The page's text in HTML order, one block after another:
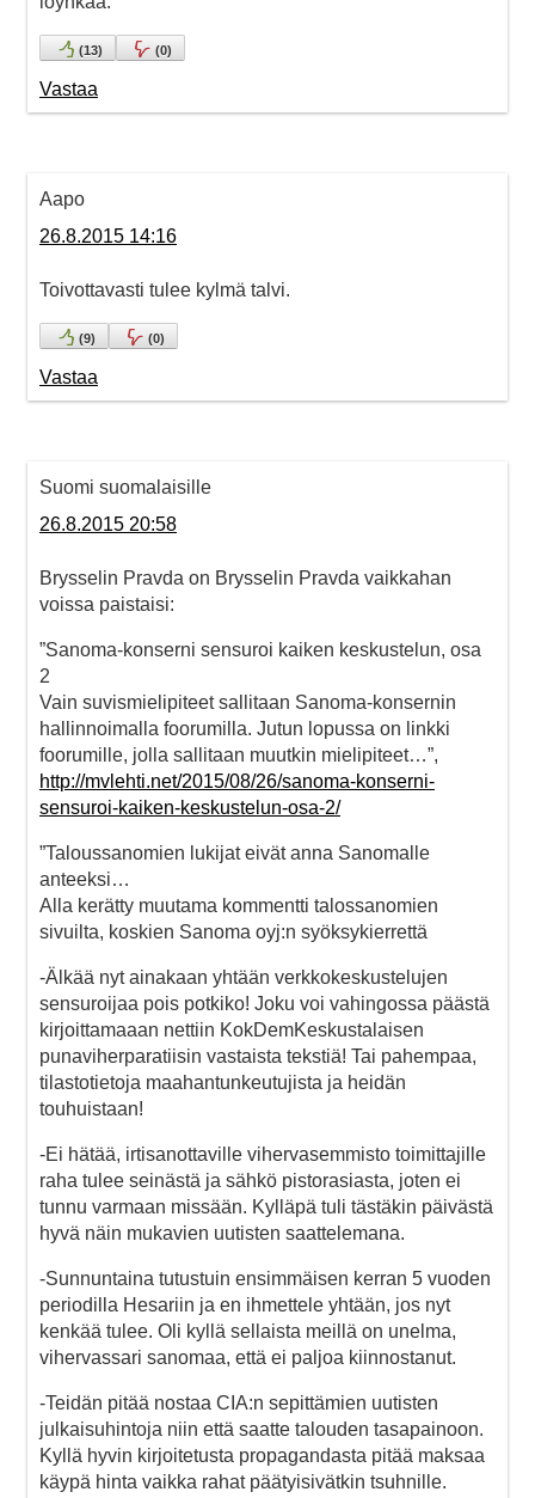
(13) (0)
Vastaa
Aapo
26.8.2015 14:16
Toivottavasti tulee kylmä talvi.
(9) (0)
Vastaa
Suomi suomalaisille
26.8.2015 20:58
Brysselin Pravda on Brysselin Pravda vaikkahan
voissa paistaisi:
”Sanoma-konserni sensuroi kaiken keskustelun, osa
2
Vain suvismielipiteet sallitaan Sanoma-konsernin
hallinnoimalla foorumilla. Jutun lopussa on linkki
foorumille, jolla sallitaan muutkin mielipiteet…”,
http://mvlehti.net/2015/08/26/sanoma-konserni-
sensuroi-kaiken-keskustelun-osa-2/
”Taloussanomien lukijat eivät anna Sanomalle
anteeksi…
Alla kerätty muutama kommentti talossanomien
sivuilta, koskien Sanoma oyj:n syöksykierrettä
-Älkää nyt ainakaan yhtään verkkokeskustelujen
sensuroijaa pois potkiko! Joku voi vahingossa päästä
kirjoittamaaan nettiin KokDemKeskustalaisen
punaviherparatiisin vastaista tekstiä! Tai pahempaa,
tilastotietoja maahantunkeutujista ja heidän
touhuistaan!
-Ei hätää, irtisanottaville vihervasemmisto toimittajille
raha tulee seinästä ja sähkö pistorasiasta, joten ei
tunnu varmaan missään. Kylläpä tuli tästäkin päivästä
hyvä näin mukavien uutisten saattelemana.
-Sunnuntaina tutustuin ensimmäisen kerran 5 vuoden
periodilla Hesariin ja en ihmettele yhtään, jos nyt
kenkää tulee. Oli kyllä sellaista meillä on unelma,
vihervassari sanomaa, että ei paljoa kiinnostanut.
-Teidän pitää nostaa CIA:n sepittämien uutisten
julkaisuhintoja niin että saatte talouden tasapainoon.
Kyllä hyvin kirjoitetusta propagandasta pitää maksaa
käypä hinta vaikka rahat päätyisivätkin tsuhnille.